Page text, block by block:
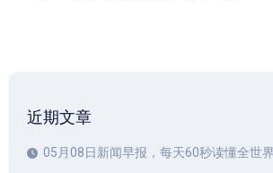
近期文章
05月08日新闻早报，每天60秒读懂全世界